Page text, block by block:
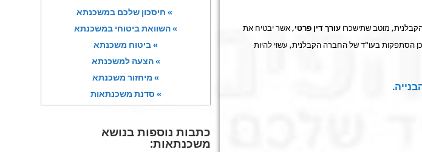
» חיסכון שלכם במשכנתא
» השוואת ביטוחי במשכנתא
» ביטוח משכנתא
» הצעה למשכנתא
» מיחזור משכנתא
» סדנת משכנתאות
כתבות נוספות בנושא
משכנתאות:
מוטב שתישכרו עורך דין פרטי, אשר יבטיח את
הסתפקות בעו"ד של החברה הקבלנית, עשוי להיות